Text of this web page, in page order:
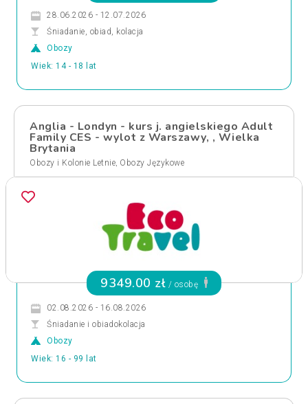
28.06.2026 - 12.07.2026
Śniadanie, obiad, kolacja
Obozy
Wiek: 14 - 18 lat
Anglia - Londyn - kurs j. angielskiego Adult
Family CES - wylot z Warszawy, , Wielka
Brytania
Obozy i Kolonie Letnie, Obozy Językowe
9349.00 zł / osobę
02.08.2026 - 16.08.2026
Śniadanie i obiadokolacja
Obozy
Wiek: 16 - 99 lat